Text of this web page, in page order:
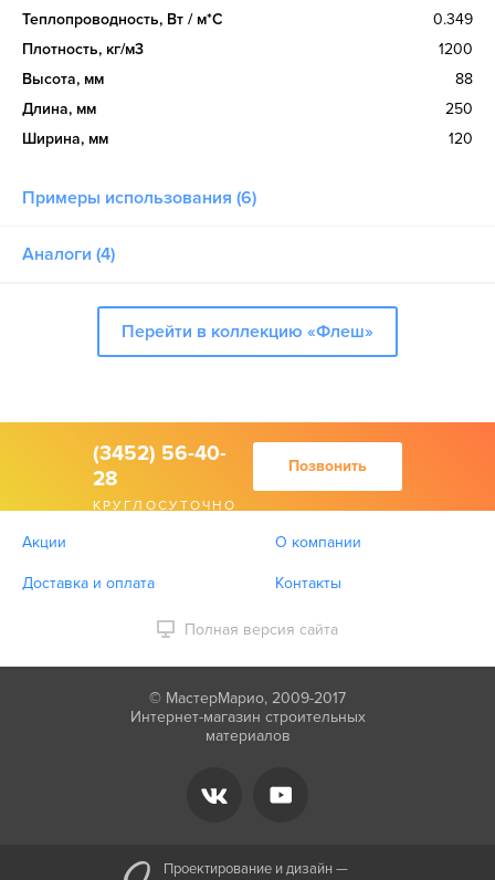
Теплопроводность, Вт / м*С
0.349
Плотность, кг/м3
1200
Высота, мм
88
Длина, мм
250
Ширина, мм
120
Примеры использования (6)
Аналоги (4)
Перейти в коллекцию «Флеш»
(3452) 56-40-
28
КРУГЛОСУТОЧНО
Позвонить
Акции О компании
Доставка и оплата Контакты
Полная версия сайта
© МастерМарио, 2009-2017
Интернет-магазин строительных
материалов
Проектирование и дизайн —